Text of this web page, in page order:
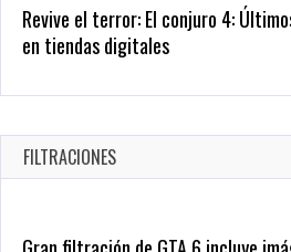
1373 Views
Warner Bros. lleva a las tiendas
Oct 17, 2025
1429 Views
FILTRACIONES